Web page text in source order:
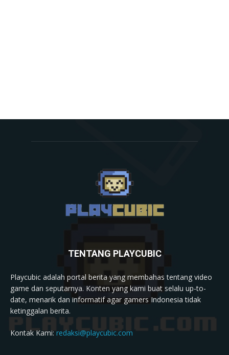
TENTANG PLAYCUBIC
Playcubic adalah portal berita yang membahas tentang video
game dan seputarnya. Konten yang kami buat selalu up-to-
date, menarik dan informatif agar gamers Indonesia tidak
ketinggalan berita.
Kontak Kami:redaksi@playcubic.com